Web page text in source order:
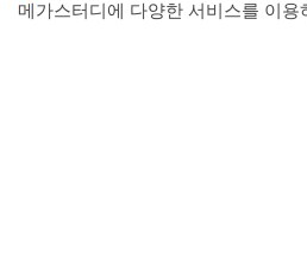
메가스터디에 다양한 서비스를 이용